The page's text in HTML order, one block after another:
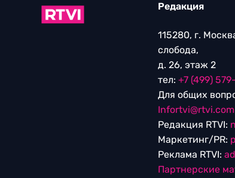
Редакция
115280, г.
слобода,
д. 26, этаж 2
тел: +7 (499)
Для общих
Infortvi@rtvi.com
Редакция RTVI:
Маркетинг/PR:
Реклама RTVI:
Партнерские